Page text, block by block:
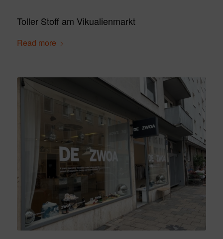
Toller Stoff am Vikualienmarkt
Read more